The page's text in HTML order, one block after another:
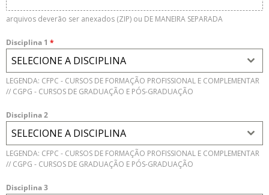
arquivos deverão ser anexados (ZIP) ou DE MANEIRA SEPARADA
Disciplina 1 *
SELECIONE A DISCIPLINA
LEGENDA: CFPC - CURSOS DE FORMAÇÃO PROFISSIONAL E COMPLEMENTAR
// CGPG - CURSOS DE GRADUAÇÃO E PÓS-GRADUAÇÃO
Disciplina 2
SELECIONE A DISCIPLINA
LEGENDA: CFPC - CURSOS DE FORMAÇÃO PROFISSIONAL E COMPLEMENTAR
// CGPG - CURSOS DE GRADUAÇÃO E PÓS-GRADUAÇÃO
Disciplina 3